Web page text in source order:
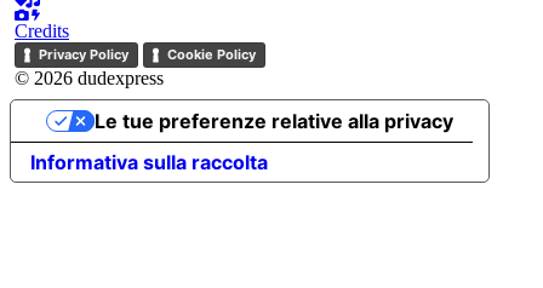
Credits
Privacy Policy Cookie Policy
© 2026 dudexpress
Informativa sulla raccolta
Le tue preferenze relative alla privacy